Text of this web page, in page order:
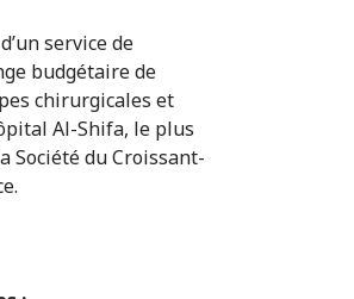
service de
budgétaire de
chirurgicales et
Al-Shifa, le plus
Société du Croissant-